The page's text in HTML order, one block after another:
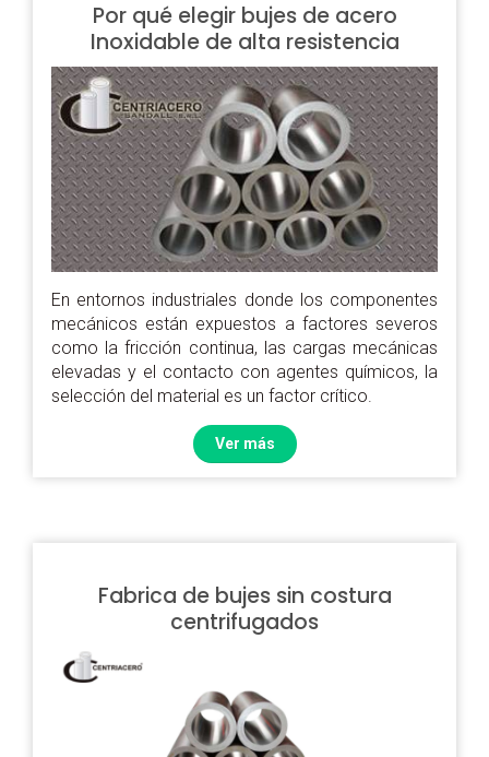
Por qué elegir bujes de acero
Inoxidable de alta resistencia
En entornos industriales donde los componentes
mecánicos están expuestos a factores severos
como la fricción continua, las cargas mecánicas
elevadas y el contacto con agentes químicos, la
selección del material es un factor crítico.
Ver más
Fabrica de bujes sin costura
centrifugados